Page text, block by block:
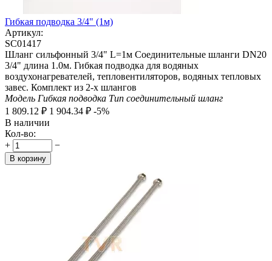
Гибкая подводка 3/4" (1м)
Артикул:
SC01417
Шланг сильфонный 3/4" L=1м Соединительные шланги DN20
3/4" длина 1.0м. Гибкая подводка для водяных
воздухонагревателей, тепловентиляторов, водяных тепловых
завес. Комплект из 2-х шлангов
Модель Гибкая подводка Тип соединительный шланг
1 809.12 ₽ 1 904.34 ₽ -5%
В наличии
Кол-во:
+
−
В корзину